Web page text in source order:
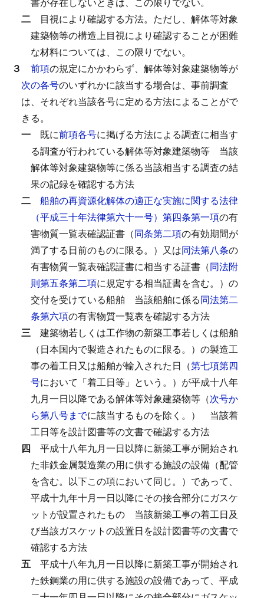
二 目視により確認する方法。 ただし、解体等対象
建築物等の構造上目視により確認することが困難
な材料については、この限りでない。
３ 前項の規定にかかわらず、解体等対象建築物等が
次の各号のいずれかに該当する場合は、事前調査
は、それぞれ当該各号に定める方法によることがで
きる。
一 既に前項各号に掲げる方法による調査に相当す
る調査が行われている解体等対象建築物等
当該
解体等対象建築物等に係る当該相当する調査の結
果の記録を確認する方法
二 船舶の再資源化解体の適正な実施に関する法律
（平成三十年法律第六十一号）第四条第一項の有
害物質一覧表確認証書（同条第二項の有効期間が
満了する日前のものに限る。）又は同法第八条の
有害物質一覧表確認証書に相当する証書（同法附
則第五条第二項に規定する相当証書を含む。）の
交付を受けている船舶
当該船舶に係る同法第二
条第六項の有害物質一覧表を確認する方法
三 建築物若しくは工作物の新築工事若しくは船舶
（日本国内で製造されたものに限る。）の製造工
事の着工日又は船舶が輸入された日（第七項第四
号において「着工日等」という。）が平成十八年
九月一日以降である解体等対象建築物等（次号か
ら第八号までに該当するものを除く。）
当該着
工日等を設計図書等の文書で確認する方法
四 平成十八年九月一日以降に新築工事が開始され
た非鉄金属製造業の用に供する施設の設備（配管
を含む。以下この項において同じ。）であって、
平成十九年十月一日以降にその接合部分にガスケ
ットが設置されたもの
当該新築工事の着工日及
び当該ガスケットの設置日を設計図書等の文書で
確認する方法
五 平成十八年九月一日以降に新築工事が開始され
た鉄鋼業の用に供する施設の設備であって、平成